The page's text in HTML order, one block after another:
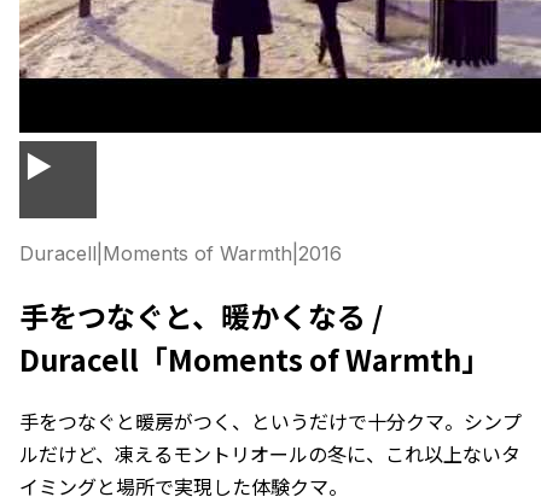
▶
Duracell Moments of Warmth 2016
手をつなぐと、暖かくなる /
Duracell「Moments of Warmth」
手をつなぐと暖房がつく、というだけで十分クマ。シンプ
ルだけど、凍えるモントリオールの冬に、これ以上ないタ
イミングと場所で実現した体験クマ。